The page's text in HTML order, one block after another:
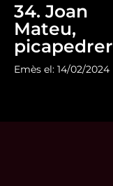
34. Joan
Mateu,
picapedrer
Emès el: 14/02/2024